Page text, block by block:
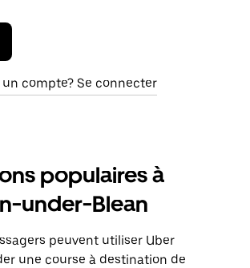
un compte? Se connecter
populaires à
under-Blean
peuvent utiliser Uber
une course à destination de